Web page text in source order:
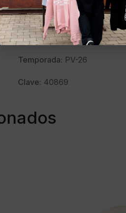
Marca:CAPSLAB
Modelo:LOO BUG1
Temporada: PV-26
Clave: 40869